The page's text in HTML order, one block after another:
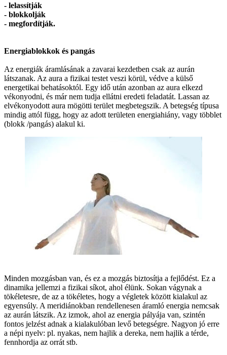
- lelassítják
- blokkolják
- megfordítják.
Energiablokkok és pangás
Az energiák áramlásának a zavarai kezdetben csak az aurán
látszanak. Az aura a fizikai testet veszi körül, védve a külső
energetikai behatásoktól. Egy idő után azonban az aura elkezd
vékonyodni, és már nem tudja ellátni eredeti feladatát. Lassan az
elvékonyodott aura mögötti terület megbetegszik. A betegség típusa
mindig attól függ, hogy az adott területen energiahiány, vagy többlet
(blokk /pangás) alakul ki.
Minden mozgásban van, és ez a mozgás biztosítja a fejlődést. Ez a
dinamika jellemzi a fizikai síkot, ahol élünk. Sokan vágynak a
tökéletesre, de az a tökéletes, hogy a végletek között kialakul az
egyensúly. A meridiánokban rendellenesen áramló energia nemcsak
az aurán látszik. Az izmok, ahol az energia pályája van, szintén
fontos jelzést adnak a kialakulóban levő betegségre. Nagyon jó erre
a népi nyelv: pl. nyakas, nem hajlik a dereka, nem hajlik a térde,
fennhordja az orrát stb.